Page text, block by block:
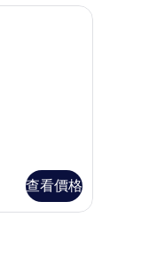
隔音、免費無線上網、床單
查看價格